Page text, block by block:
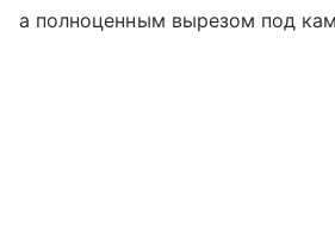
а полноценным вырезом под